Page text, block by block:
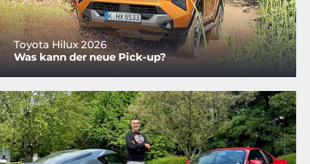
Toyota Hilux 2026
Was kann der neue Pick-up?